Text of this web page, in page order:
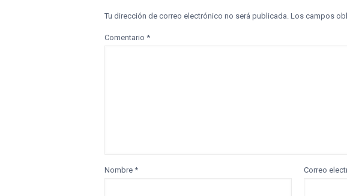
Tu dirección de correo electrónico no será publicada. Los campos
Comentario *
Nombre * Correo